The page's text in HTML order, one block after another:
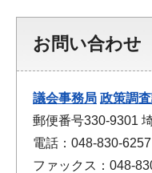
お問い合わせ
議会事務局 政策調
郵便番号330-9301
電話：048-830-6257
ファックス：048-